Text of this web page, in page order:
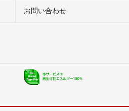
お問い合わせ